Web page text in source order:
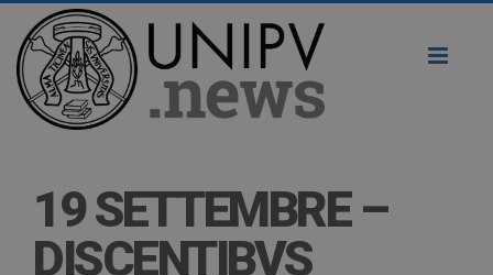
19 SETTEMBRE –
DISCENTIBVS